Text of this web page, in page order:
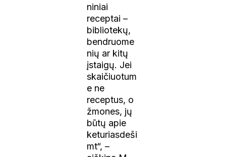
niniai
receptai –
bibliotekų,
bendruome
nių ar kitų
įstaigų. Jei
skaičiuotum
e ne
receptus, o
žmones, jų
būtų apie
keturiasdeši
mt“, –